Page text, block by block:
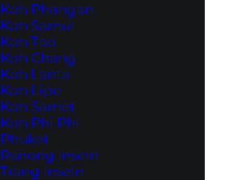
Koh Phangan
Koh Samui
Koh Tao
Koh Chang
Koh Lanta
Koh Lipe
Koh Samet
Koh Phi Phi
Phuket
Ranong Inseln
Trang Inseln